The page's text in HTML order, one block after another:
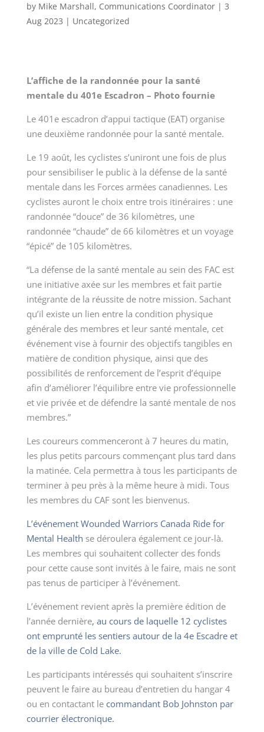
by Mike Marshall, Communications Coordinator| 3
Aug 2023 | Uncategorized
L’affiche de la randonnée pour la santé
mentale du 401e Escadron – Photo fournie
Le 401e escadron d’appui tactique (EAT) organise
une deuxième randonnée pour la santé mentale.
Le 19 août, les cyclistes s’uniront une fois de plus
pour sensibiliser le public à la défense de la santé
mentale dans les Forces armées canadiennes. Les
cyclistes auront le choix entre trois itinéraires : une
randonnée “douce” de 36 kilomètres, une
randonnée “chaude” de 66 kilomètres et un voyage
“épicé” de 105 kilomètres.
“La défense de la santé mentale au sein des FAC est
une initiative axée sur les membres et fait partie
intégrante de la réussite de notre mission. Sachant
qu’il existe un lien entre la condition physique
générale des membres et leur santé mentale, cet
événement vise à fournir des objectifs tangibles en
matière de condition physique, ainsi que des
possibilités de renforcement de l’esprit d’équipe
afin d’améliorer l’équilibre entre vie professionnelle
et vie privée et de défendre la santé mentale de nos
membres.”
Les coureurs commenceront à 7 heures du matin,
les plus petits parcours commençant plus tard dans
la matinée. Cela permettra à tous les participants de
terminer à peu près à la même heure à midi. Tous
les membres du CAF sont les bienvenus.
L’événement Wounded Warriors Canada Ride for
Mental Health se déroulera également ce jour-là.
Les membres qui souhaitent collecter des fonds
pour cette cause sont invités à le faire, mais ne sont
pas tenus de participer à l’événement.
L’événement revient après la première édition de
l’année dernière, au cours de laquelle 12 cyclistes
ont emprunté les sentiers autour de la 4e Escadre et
de la ville de Cold Lake.
Les participants intéressés qui souhaitent s’inscrire
peuvent le faire au bureau d’entretien du hangar 4
ou en contactant le commandant Bob Johnston par
courrier électronique.